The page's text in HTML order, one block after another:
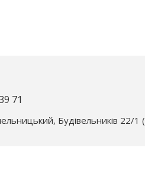
71
Будівельників 22/1 (